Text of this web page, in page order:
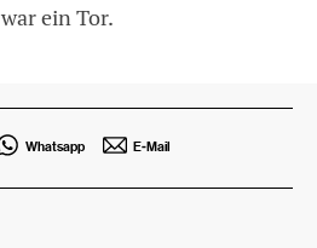
ein Tor.
Whatsapp E-Mail